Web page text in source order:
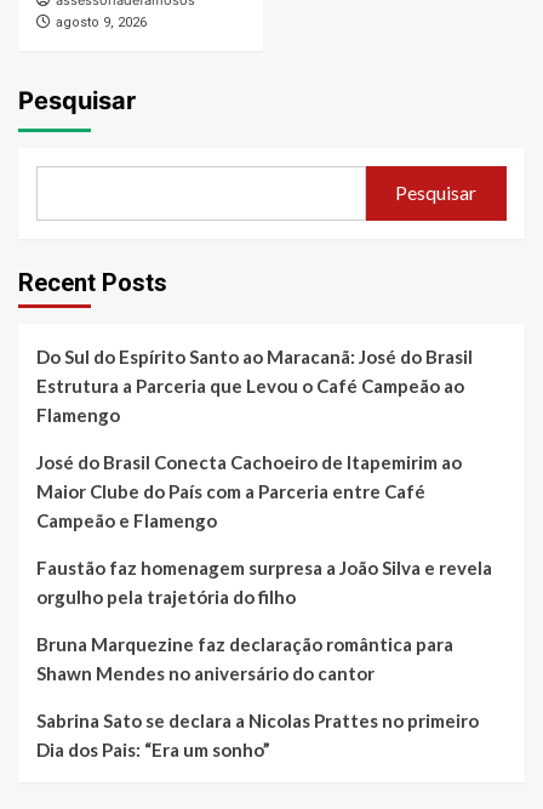
agosto 9, 2026
Pesquisar
Pesquisar
Recent Posts
Do Sul do Espírito Santo ao Maracanã: José do Brasil
Estrutura a Parceria que Levou o Café Campeão ao
Flamengo
José do Brasil Conecta Cachoeiro de Itapemirim ao
Maior Clube do País com a Parceria entre Café
Campeão e Flamengo
Faustão faz homenagem surpresa a João Silva e revela
orgulho pela trajetória do filho
Bruna Marquezine faz declaração romântica para
Shawn Mendes no aniversário do cantor
Sabrina Sato se declara a Nicolas Prattes no primeiro
Dia dos Pais: “Era um sonho”